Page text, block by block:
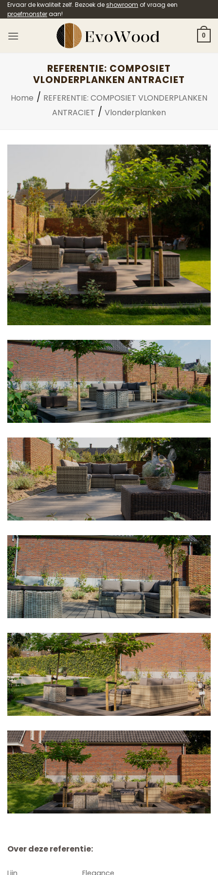
Ga
naar
inhoud
Ervaar de kwaliteit zelf. Bezoek deshowroom of vraag een
proefmonster aan!
0
REFERENTIE: COMPOSIET
VLONDERPLANKEN ANTRACIET
Home / REFERENTIE: COMPOSIET VLONDERPLANKEN
ANTRACIET / Vlonderplanken
Over deze referentie:
Lijn Elegance